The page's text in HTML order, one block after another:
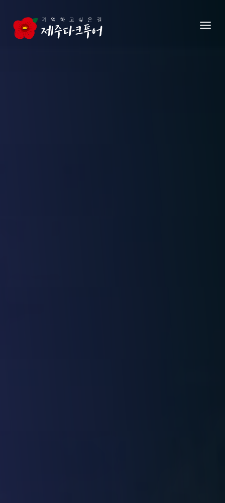
메